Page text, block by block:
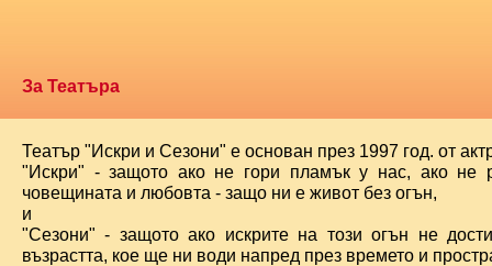
За Театъра
Театър "Искри и Сезони" е основан през 1997 год. от
"Искри" - защото ако не гори пламък у нас, ако не
човещината и любовта - защо ни е живот без огън,
и
"Сезони" - защото ако искрите на този огън не
възрастта, кое ще ни води напред през времето и